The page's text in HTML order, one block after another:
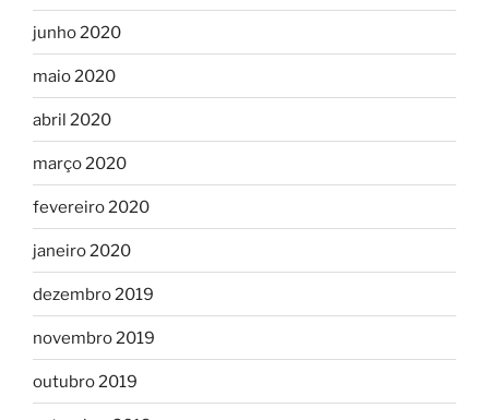
junho 2020
maio 2020
abril 2020
março 2020
fevereiro 2020
janeiro 2020
dezembro 2019
novembro 2019
outubro 2019